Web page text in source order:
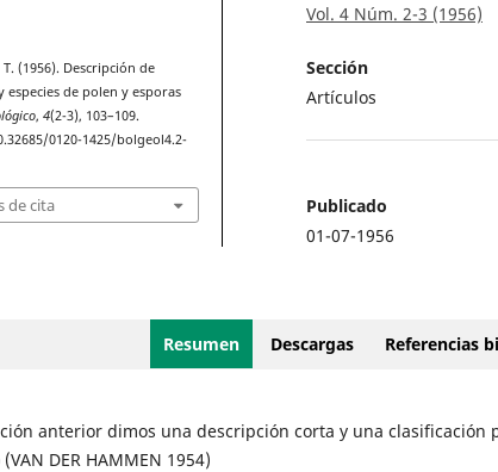
(1956). Descripción de
especies de polen y esporas
,4(2-3), 103–109.
0120-1425/bolgeol4.2-
de cita
Vol. 4 Núm. 2-3 (1956)
Sección
Artículos
Publicado
01-07-1956
Resumen Descargas Referencias
anterior dimos una descripción corta y una clasificación
DER HAMMEN 1954)